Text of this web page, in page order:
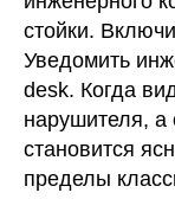
стойки.
Уведомить
desk. Когда
нарушителя, а
становится
пределы